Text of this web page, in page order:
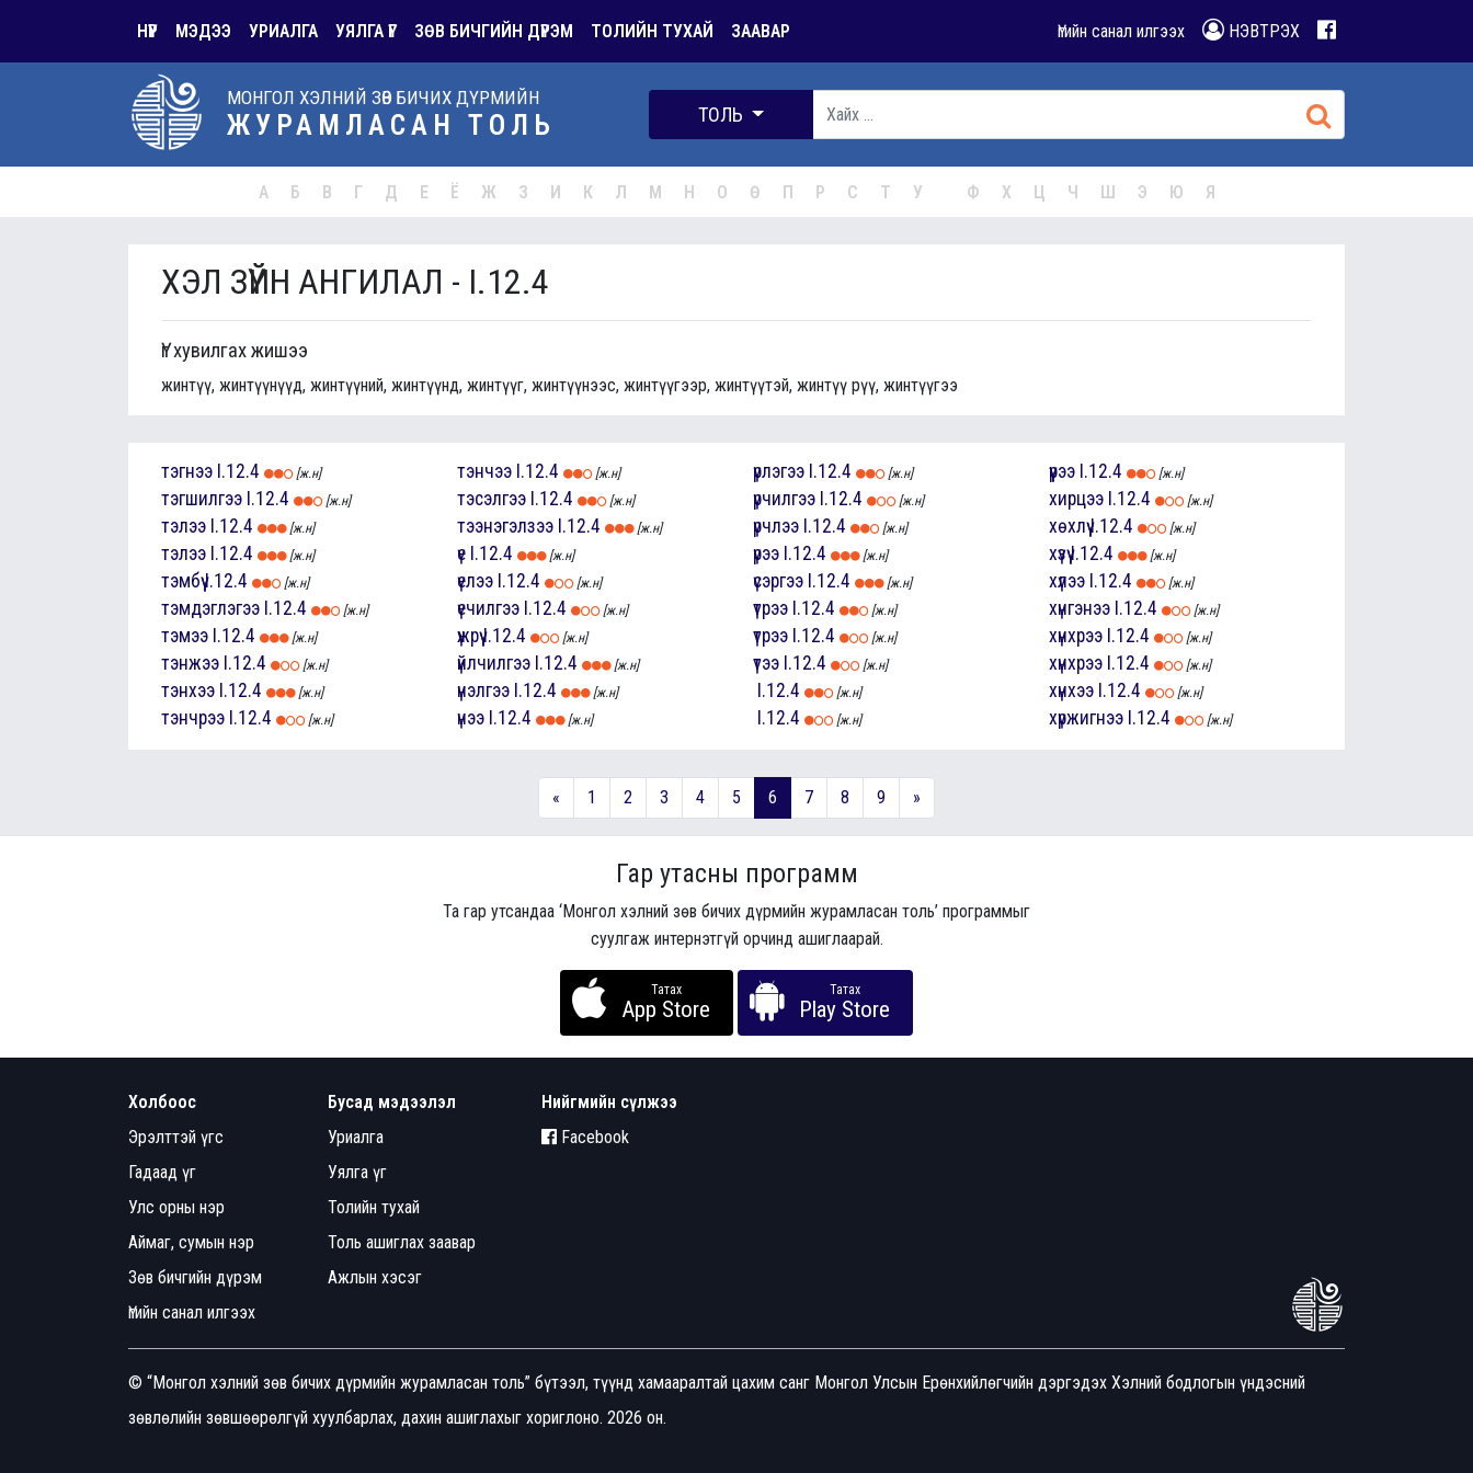
НҮҮР МЭДЭЭ УРИАЛГА УЯЛГА ҮГ ЗӨВ БИЧГИЙН ДҮРЭМ ТОЛИЙН ТУХАЙ ЗААВАР Үгийн санал илгээх НЭВТРЭХ
МОНГОЛ ХЭЛНИЙ ЗӨВ БИЧИХ ДҮРМИЙН
ЖУРАМЛАСАН ТОЛЬ ТОЛЬ
А Б В Г Д Е Ё Ж З И К Л М Н О Ө П Р С Т У Ф Х Ц Ч Ш Э Ю Я
ХЭЛ ЗҮЙН АНГИЛАЛ - I.12.4
Үг хувилгах жишээ
жинтүү, жинтүүнүүд, жинтүүний, жинтүүнд, жинтүүг, жинтүүнээс, жинтүүгээр, жинтүүтэй, жинтүү рүү, жинтүүгээ
тэгнээ I.12.4 [ж.н]
тэгшилгээ I.12.4 [ж.н]
тэлээ I.12.4 [ж.н]
тэлээ I.12.4 [ж.н]
тэмбүү I.12.4 [ж.н]
тэмдэглэгээ I.12.4 [ж.н]
тэмээ I.12.4 [ж.н]
тэнжээ I.12.4 [ж.н]
тэнхээ I.12.4 [ж.н]
тэнчрээ I.12.4 [ж.н]
тэнчээ I.12.4 [ж.н]
тэсэлгээ I.12.4 [ж.н]
тээнэгэлзээ I.12.4 [ж.н]
үе I.12.4 [ж.н]
үелээ I.12.4 [ж.н]
үечилгээ I.12.4 [ж.н]
үжрүү I.12.4 [ж.н]
үйлчилгээ I.12.4 [ж.н]
үнэлгээ I.12.4 [ж.н]
үнээ I.12.4 [ж.н]
үрлэгээ I.12.4 [ж.н]
үрчилгээ I.12.4 [ж.н]
үрчлээ I.12.4 [ж.н]
үрээ I.12.4 [ж.н]
үсэргээ I.12.4 [ж.н]
үтрээ I.12.4 [ж.н]
үтрээ I.12.4 [ж.н]
үтээ I.12.4 [ж.н]
I.12.4 [ж.н]
I.12.4 [ж.н]
үүрээ I.12.4 [ж.н]
хирцээ I.12.4 [ж.н]
хөхлүү I.12.4 [ж.н]
хүзүү I.12.4 [ж.н]
хүлээ I.12.4 [ж.н]
хүнгэнээ I.12.4 [ж.н]
хүнхрээ I.12.4 [ж.н]
хүнхрээ I.12.4 [ж.н]
хүнхээ I.12.4 [ж.н]
хүржигнээ I.12.4 [ж.н]
« 1 2 3 4 5 6 7 8 9 »
Гар утасны программ
Та гар утсандаа ‘Монгол хэлний зөв бичих дүрмийн журамласан толь’ программыг
суулгаж интернэтгүй орчинд ашиглаарай.
Татах
App Store
Татах
Play Store
Холбоос
Эрэлттэй үгс
Гадаад үг
Улс орны нэр
Аймаг, сумын нэр
Зөв бичгийн дүрэм
Үгийн санал илгээх
Бусад мэдээлэл
Уриалга
Уялга үг
Толийн тухай
Толь ашиглах заавар
Ажлын хэсэг
Нийгмийн сүлжээ
Facebook
© “Монгол хэлний зөв бичих дүрмийн журамласан толь” бүтээл, түүнд хамааралтай цахим санг Монгол Улсын Ерөнхийлөгчийн дэргэдэх Хэлний бодлогын үндэсний
зөвлөлийн зөвшөөрөлгүй хуулбарлах, дахин ашиглахыг хориглоно. 2026 он.